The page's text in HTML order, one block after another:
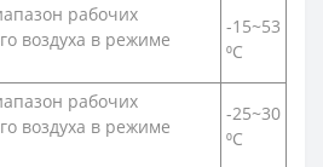
рабочих
воздуха в режиме
-15~53
⁰С
рабочих
воздуха в режиме
-25~30
⁰С